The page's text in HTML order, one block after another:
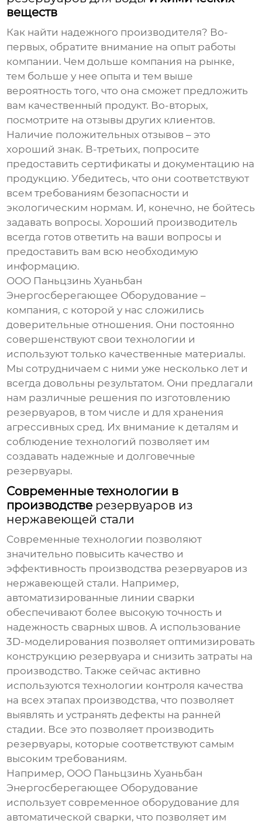
веществ
Как найти надежного производителя? Во-
первых, обратите внимание на опыт работы
компании. Чем дольше компания на рынке,
тем больше у нее опыта и тем выше
вероятность того, что она сможет предложить
вам качественный продукт. Во-вторых,
посмотрите на отзывы других клиентов.
Наличие положительных отзывов – это
хороший знак. В-третьих, попросите
предоставить сертификаты и документацию на
продукцию. Убедитесь, что они соответствуют
всем требованиям безопасности и
экологическим нормам. И, конечно, не бойтесь
задавать вопросы. Хороший производитель
всегда готов ответить на ваши вопросы и
предоставить вам всю необходимую
информацию.
ООО Паньцзинь Хуаньбан
Энергосберегающее Оборудование –
компания, с которой у нас сложились
доверительные отношения. Они постоянно
совершенствуют свои технологии и
используют только качественные материалы.
Мы сотрудничаем с ними уже несколько лет и
всегда довольны результатом. Они предлагали
нам различные решения по изготовлению
резервуаров, в том числе и для хранения
агрессивных сред. Их внимание к деталям и
соблюдение технологий позволяет им
создавать надежные и долговечные
резервуары.
Современные технологии в
производстве резервуаров из
нержавеющей стали
Современные технологии позволяют
значительно повысить качество и
эффективность производства резервуаров из
нержавеющей стали. Например,
автоматизированные линии сварки
обеспечивают более высокую точность и
надежность сварных швов. А использование
3D-моделирования позволяет оптимизировать
конструкцию резервуара и снизить затраты на
производство. Также сейчас активно
используются технологии контроля качества
на всех этапах производства, что позволяет
выявлять и устранять дефекты на ранней
стадии. Все это позволяет производить
резервуары, которые соответствуют самым
высоким требованиям.
Например, ООО Паньцзинь Хуаньбан
Энергосберегающее Оборудование
использует современное оборудование для
автоматической сварки, что позволяет им